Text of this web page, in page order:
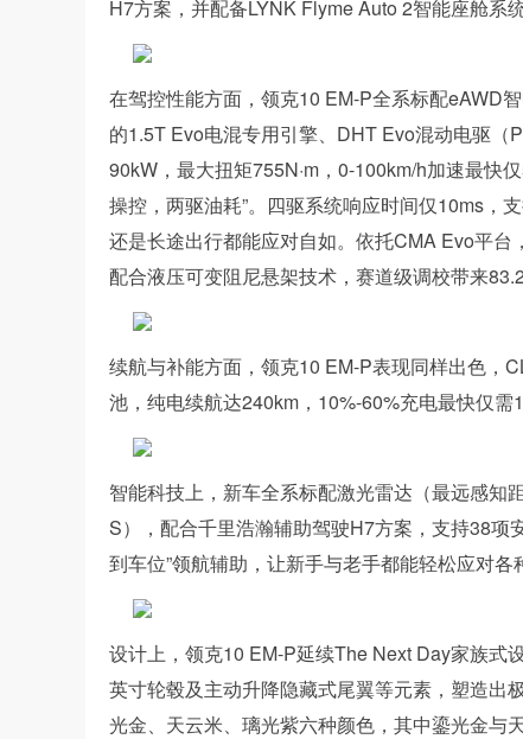
H7方案，并配备LYNK Flyme Auto 2智能座舱系
在驾控性能方面，领克10 EM-P全系标配eAWD
的1.5T Evo电混专用引擎、DHT Evo混动电驱
90kW，最大扭矩755N·m，0-100km/h加速最快
操控，两驱油耗”。四驱系统响应时间仅10ms，
还是长途出行都能应对自如。依托CMA Evo平台
配合液压可变阻尼悬架技术，赛道级调校带来
续航与补能方面，领克10 EM-P表现同样出色，
池，纯电续航达240km，10%-60%充电最快仅需
智能科技上，新车全系标配激光雷达（最远感知
S），配合千里浩瀚辅助驾驶H7方案，支持38项
到车位”领航辅助，让新手与老手都能轻松应对各
设计上，领克10 EM-P延续The Next Day家族式
英寸轮毂及主动升降隐藏式尾翼等元素，塑造出
光金、天云米、璃光紫六种颜色，其中鎏光金与